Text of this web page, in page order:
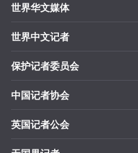
世界华文媒体
世界中文记者
保护记者委员会
中国记者协会
英国记者公会